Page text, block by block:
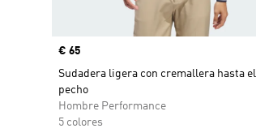
Precio
€ 65
Sudadera ligera con cremallera hasta el
pecho
Hombre Performance
5 colores